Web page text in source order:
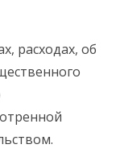
расходах, об